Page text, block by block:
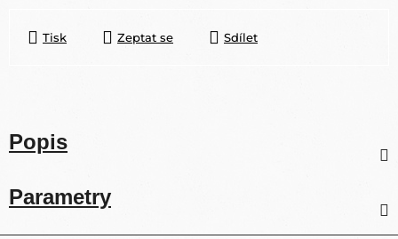
Tisk Zeptat se Sdílet
Popis
Parametry